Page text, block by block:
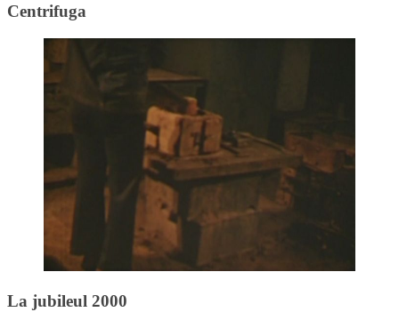
Centrifuga
La jubileul 2000